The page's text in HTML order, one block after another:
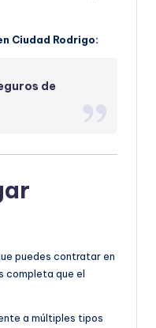
Ciudad Rodrigo:
de
puedes contratar en
completa que el
a múltiples tipos